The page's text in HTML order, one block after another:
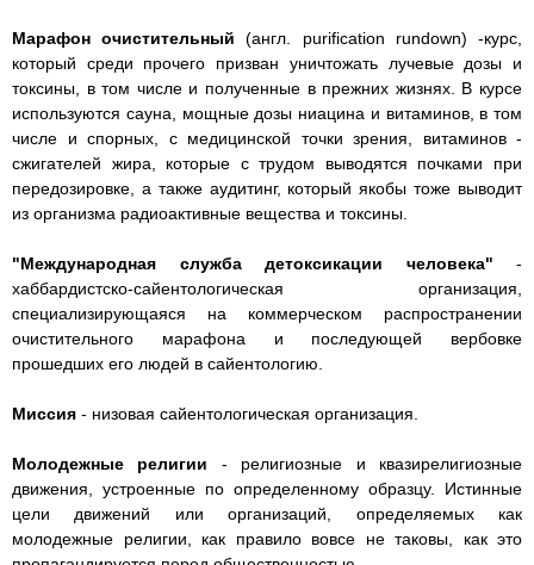
Марафон очистительный (англ. purification rundown) -курс,
который среди прочего призван уничтожать лучевые дозы и
токсины, в том числе и полученные в прежних жизнях. В курсе
используются сауна, мощные дозы ниацина и витаминов, в том
числе и спорных, с медицинской точки зрения, витаминов -
сжигателей жира, которые с трудом выводятся почками при
передозировке, а также аудитинг, который якобы тоже выводит
из организма радиоактивные вещества и токсины.
"Международная служба детоксикации человека" -
хаббардистско-сайентологическая организация,
специализирующаяся на коммерческом распространении
очистительного марафона и последующей вербовке
прошедших его людей в сайентологию.
Миссия - низовая сайентологическая организация.
Молодежные религии - религиозные и квазирелигиозные
движения, устроенные по определенному образцу. Истинные
цели движений или организаций, определяемых как
молодежные религии, как правило вовсе не таковы, как это